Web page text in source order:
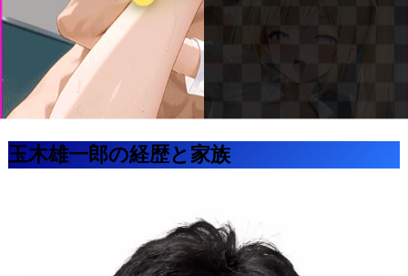
玉木雄一郎の経歴と家族